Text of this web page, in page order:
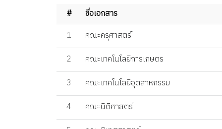
# ชื่อเอกสาร
1
คณะครุศาสตร์
2 คณะเทคโนโลยีการเกษตร
3 คณะเทคโนโลยีอุตสาหกรรม
4 คณะนิติศาสตร์